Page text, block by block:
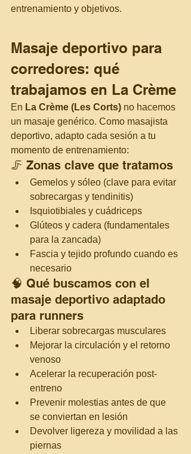
entrenamiento y objetivos.
Masaje deportivo para
corredores: qué
trabajamos en La Crème
En La Crème (Les Corts) no hacemos
un masaje genérico. Como masajista
deportivo, adapto cada sesión a tu
momento de entrenamiento:
🦵 Zonas clave que tratamos
Gemelos y sóleo (clave para evitar
sobrecargas y tendinitis)
Isquiotibiales y cuádriceps
Glúteos y cadera (fundamentales
para la zancada)
Fascia y tejido profundo cuando es
necesario
🧠 Qué buscamos con el
masaje deportivo adaptado
para runners
Liberar sobrecargas musculares
Mejorar la circulación y el retorno
venoso
Acelerar la recuperación post-
entreno
Prevenir molestias antes de que
se conviertan en lesión
Devolver ligereza y movilidad a las
piernas